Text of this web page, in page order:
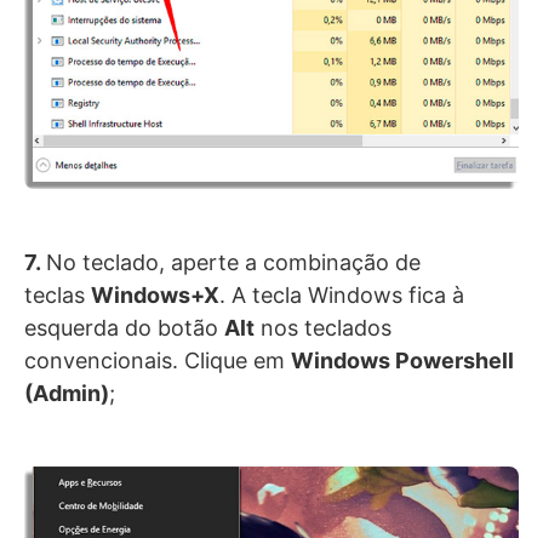
7. No teclado, aperte a combinação de
teclas Windows+X. A tecla Windows fica à
esquerda do botão Alt nos teclados
convencionais. Clique em Windows Powershell
(Admin);